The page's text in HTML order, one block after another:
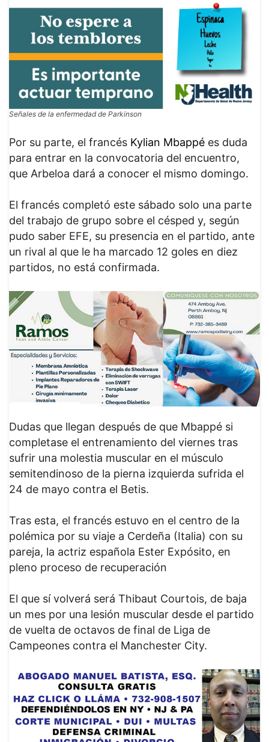
Señales de la enfermedad de Parkinson
Por su parte, el francés Kylian Mbappé es duda
para entrar en la convocatoria del encuentro,
que Arbeloa dará a conocer el mismo domingo.
El francés completó este sábado solo una parte
del trabajo de grupo sobre el césped y, según
pudo saber EFE, su presencia en el partido, ante
un rival al que le ha marcado 12 goles en diez
partidos, no está confirmada.
Dudas que llegan después de que Mbappé si
completase el entrenamiento del viernes tras
sufrir una molestia muscular en el músculo
semitendinoso de la pierna izquierda sufrida el
24 de mayo contra el Betis.
Tras esta, el francés estuvo en el centro de la
polémica por su viaje a Cerdeña (Italia) con su
pareja, la actriz española Ester Expósito, en
pleno proceso de recuperación
El que sí volverá será Thibaut Courtois, de baja
un mes por una lesión muscular desde el partido
de vuelta de octavos de final de Liga de
Campeones contra el Manchester City.